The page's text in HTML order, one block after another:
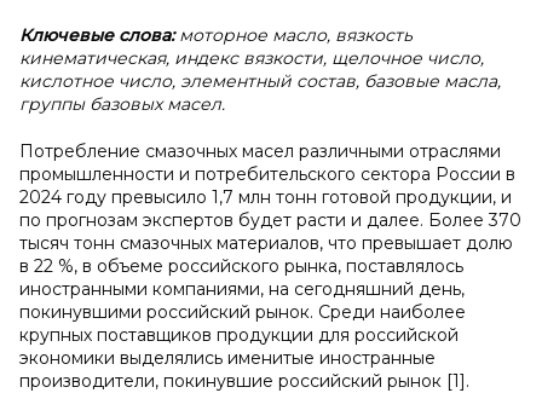
Ключевые слова:моторное масло, вязкость
кинематическая, индекс вязкости, щелочное число,
кислотное число, элементный состав, базовые масла,
группы базовых масел.
Потребление смазочных масел различными отраслями
промышленности и потребительского сектора России в
2024 году превысило 1,7 млн тонн готовой продукции, и
по прогнозам экспертов будет расти и далее. Более 370
тысяч тонн смазочных материалов, что превышает долю
в 22 %, в объеме российского рынка, поставлялось
иностранными компаниями, на сегодняшний день,
покинувшими российский рынок. Среди наиболее
крупных поставщиков продукции для российской
экономики выделялись именитые иностранные
производители, покинувшие российский рынок [1].